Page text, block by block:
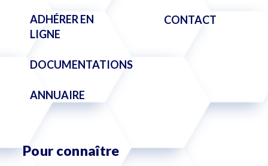
ADHÉRER EN
LIGNE
DOCUMENTATIONS
ANNUAIRE
CONTACT
Pour connaître